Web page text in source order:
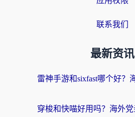
联系我们
最新资讯